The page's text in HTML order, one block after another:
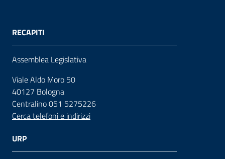
RECAPITI
Assemblea Legislativa
Viale Aldo Moro 50
40127 Bologna
Centralino 051 5275226
Cerca telefoni e indirizzi
URP